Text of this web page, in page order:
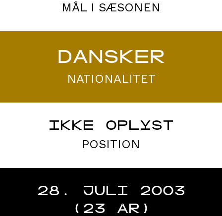
MÅL I SÆSONEN
DANSKER
NATIONALITET
IKKE OPLYST
POSITION
28. JULI 2003
(23 ÅR)